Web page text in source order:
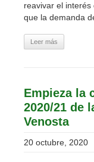
reavivar el
que la demanda
Leer más
Empieza la
2020/21 de
Venosta
20 octubre, 2020